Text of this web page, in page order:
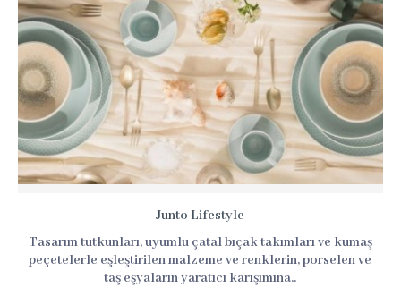
Junto Lifestyle
Tasarım tutkunları, uyumlu çatal bıçak takımları ve kumaş
peçetelerle eşleştirilen malzeme ve renklerin, porselen ve
taş eşyaların yaratıcı karışımına..